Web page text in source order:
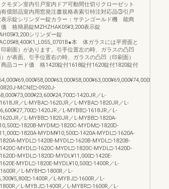
モダン室内引戸室内ドア可動間仕切りクローゼット
償部品室内用窓発注書規格表索引特注対応品③引戸
表示錠シリンダー錠カラー：サテンゴールド機 能商
価 格簡易錠MZHZHAK05¥3,200表示錠
シリンダー錠
本 体ガラスには平滑面と
刷面）があります。引手位置左の時、ガラスの凸凹
）が表面。引手位置右の時、ガラスの凸凹（印刷面）
商品コード価 格1420錠付1618錠付1620錠付1820錠付
0720J-
MCNE□-0920J-
1420JR／L-
／L-MYBA□-1620JR／L-MYBA□-1820JR／L-
1420JR／L-MYBB□-1618JR／L-
／L-MYBB□-1820JR／L-MYBB□-1820A-
1820B-MYDM□-1820C-MYDM□-1820D-
1820A-MYDM¥10,500□-1420A-MYDL□-1620A-
MYDL□-1420B-MYDL□-1620B-MYDL□-1820B-
MYDL□-1620C-MYDL□-1820C-MYDL□-1420D-
MYDL□-1820D-MYDL¥11,000□-1420E-
MYDL□-1820E-MYDL¥10,500□-1400R／L-
／L-MYBH□-1800R／L-
1400R／L-MYBJ□-1600R／L-
／L-MYBJ□-1400R／L-MYBR□-1600R／L-